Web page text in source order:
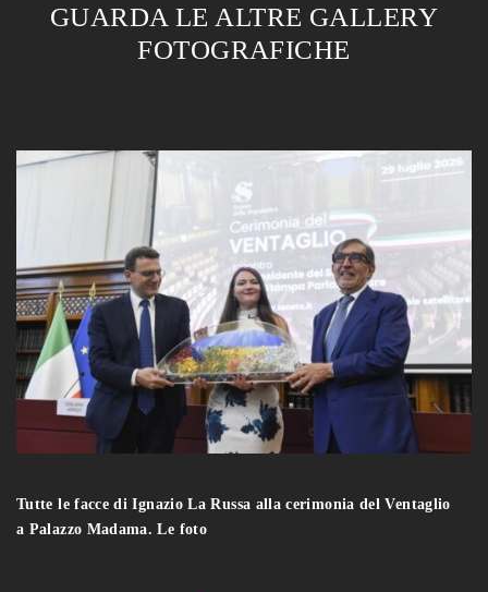
GUARDA LE ALTRE GALLERY
FOTOGRAFICHE
Tutte le facce di Ignazio La Russa alla cerimonia del Ventaglio
a Palazzo Madama. Le foto